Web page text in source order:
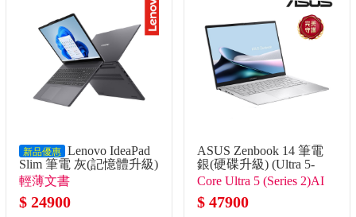
新品優惠 Lenovo IdeaPad
Slim 筆電 灰(記憶體升級)
(i5-13420H/8G+16G/512G
SSD/W11)
輕薄文書
$ 24900
ASUS Zenbook 14 筆電
銀(硬碟升級) (Ultra 5-
225H/16G/2TB SSD/W11)
Core Ultra 5 (Series 2)AI
處理器
$ 47900